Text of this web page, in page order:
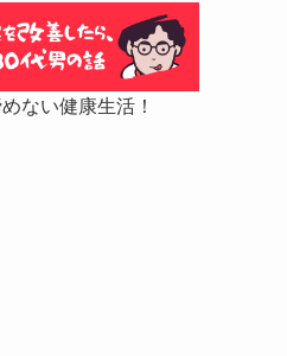
ない健康生活！